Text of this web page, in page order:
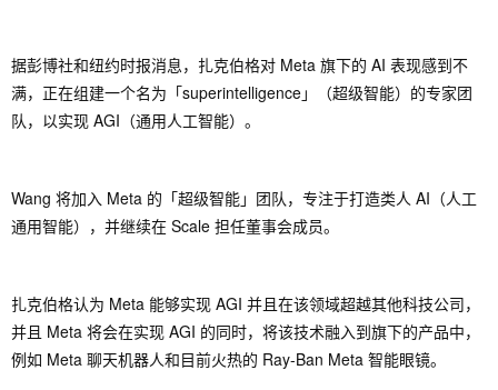
据彭博社和纽约时报消息，扎克伯格对 Meta 旗下的 AI 表现感到不
满，正在组建一个名为「superintelligence」（超级智能）的专家团
队，以实现 AGI（通用人工智能）。
Wang 将加入 Meta 的「超级智能」团队，专注于打造类人 AI（人工
通用智能），并继续在 Scale 担任董事会成员。
扎克伯格认为 Meta 能够实现 AGI 并且在该领域超越其他科技公司，
并且 Meta 将会在实现 AGI 的同时，将该技术融入到旗下的产品中，
例如 Meta 聊天机器人和目前火热的 Ray-Ban Meta 智能眼镜。